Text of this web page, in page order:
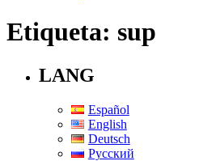
Etiqueta: sup
LANG
Español
English
Deutsch
Русский